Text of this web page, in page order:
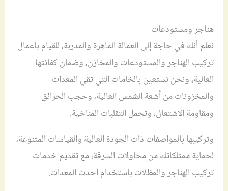
هناجر ومستودعات
نعلم أنك في حاجة إلى العمالة الماهرة والمدربة، للقيام بأعمال
تركيب الهناجر والمستودعات والمخازن، وضمان كفائتها
العالية، ونحن نستعين بالخامات التي تقي المعدات
والمخزونات من أشعة الشمس العالية، وحجب الحرائق
ومقاومة الاشتعال، وتحمل التقلبات المناخية.
وتركيبها بالمواصفات ذات الجودة العالية والقياسات المتنوعة،
لحماية ممتلكاتك من محاولات السرقة، مع تقديم خدمات
تركيب الهناجر والمظلات باستخدام أحدث المعدات.